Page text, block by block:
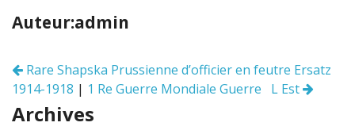
b
o
k
er l
Auteur:admin
Navigation
des
articles
Rare Shapska Prussienne d’officier en feutre Ersatz
1914-1918 | 1 Re Guerre Mondiale Guerre L Est
Archives